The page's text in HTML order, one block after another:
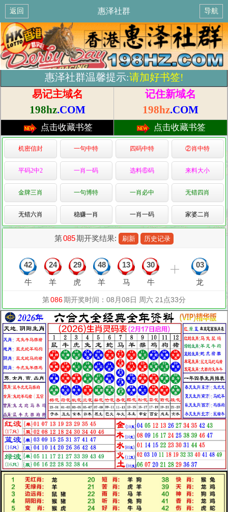
返回 惠泽社群 导航
惠泽社群温馨提示:请加好书签!
易记主域名
198hz.COM
记住新域名
198hz.COM
点击收藏书签 点击收藏书签
机密信封 一句中特 四码中特 ②肖中特
平码2中2 一肖一码 选料⑥码 来料大小
金牌三肖 一句博特 一肖必中 无错四肖
无错六肖 稳赚一肖 一肖一码 家婆二肖